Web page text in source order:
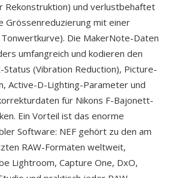
Rekonstruktion) und verlustbehaftet
Grössenreduzierung mit einer
Die MakerNote-Daten
umfangreich und kodieren den
Status (Vibration Reduction), Picture-
Active-D-Lighting-Parameter und
für Nikons F-Bajonett-
Ein Vorteil ist das enorme
Software: NEF gehört zu den am
RAW-Formaten weltweit,
Lightroom, Capture One, DxO,